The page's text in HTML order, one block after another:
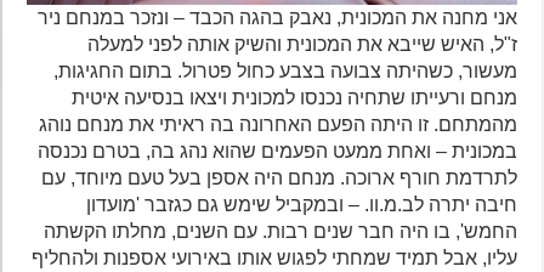
אני מחנה את המכונית, נאבק בהגה הכבד – ונזכר במנחם ניר
ז"ל, האיש שייבא את המכונית והשיק אותה לפני למעלה
מעשור, כשהיתה צבועה בצבע כחול פטרול. בתום החגיגות,
מנחם ורעייתו שתחיה נכנסו למכונית ויצאו בנסיעה איטית
מהמתחם. זו היתה הפעם האחרונה בה ראיתי את מנחם נוהג
במכונית – ואחת ממעט הפעמים שהוא נהג בה, בטרם נכנסה
לתרדמת חורף ארוכה. מנחם היה אספן בעל טעם מיוחד, עם
חיבה יתרה לב.מ.וו. – ובמקביל שימש גם כגזבר 'מועדון
החמש', בו היה חבר שנים רבות. עם השנים, מחלתו הקשתה
עליו, אבל תמיד שמחתי לפגוש אותו באירועי אספנות ולהחליף